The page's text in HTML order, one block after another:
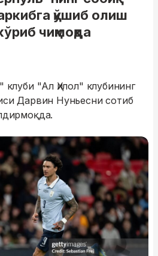
қўшиб олиш
чиқмоқда
"Ал Ҳилол" клубининг
Дарвин Нуньесни сотиб